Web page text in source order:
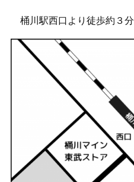
桶川駅西口より徒歩約３分